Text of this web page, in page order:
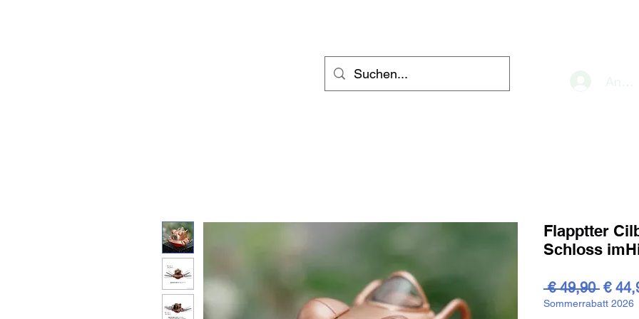
Flapptter
Schloss
€ 49,90 €
Sommerrabatt 2026